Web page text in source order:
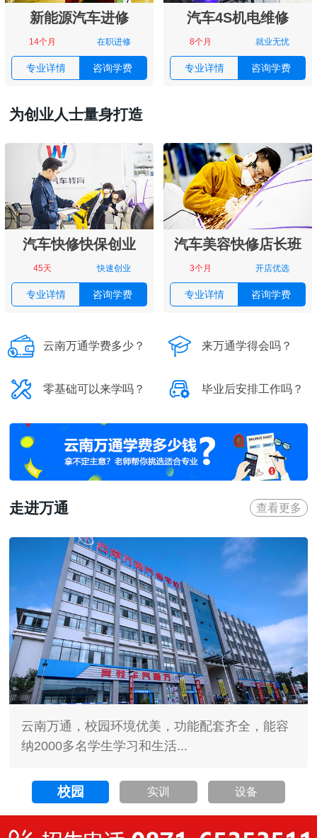
新能源汽车进修
14个月 在职进修
专业详情 咨询学费
汽车4S机电维修
8个月 就业无忧
专业详情 咨询学费
为创业人士量身打造
汽车快修快保创业
45天 快速创业
专业详情 咨询学费
汽车美容快修店长班
3个月 开店优选
专业详情 咨询学费
 云南万通学费多少？  来万通学得会吗？
 零基础可以来学吗？  毕业后安排工作吗？
走进万通 查看更多
云南万通，校园环境优美，功能配套齐全，能容
纳2000多名学生学习和生活...
校园 实训 设备